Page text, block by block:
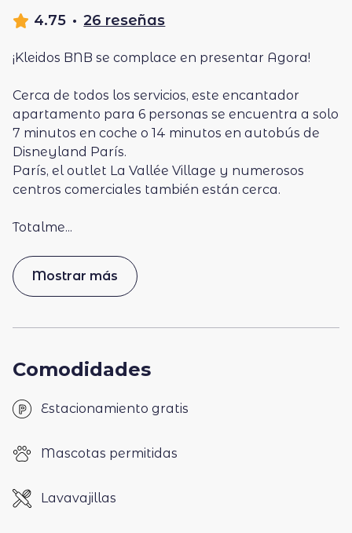
4.75 · 26 reseñas
¡Kleidos BNB se complace en presentar Agora!
Cerca de todos los servicios, este encantador
apartamento para 6 personas se encuentra a solo
7 minutos en coche o 14 minutos en autobús de
Disneyland París.
París, el outlet La Vallée Village y numerosos
centros comerciales también están cerca.
Totalme...
Mostrar más
Comodidades
Estacionamiento gratis
Mascotas permitidas
Lavavajillas